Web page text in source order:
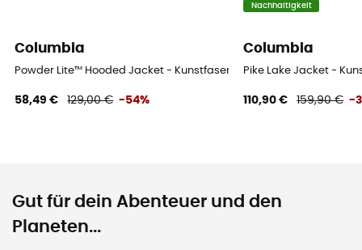
Columbia
Powder Lite™ Hooded Jacket - Kunstfaserjacke - Damen
58,49 € 129,00 € -54%
Nachhaltigkeit
Columbia
Pike Lake Jacket -
110,90 € 159,90 € -
Gut für dein Abenteuer und den
Planeten...